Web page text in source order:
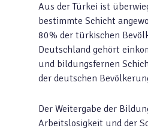
Aus der Türkei ist
bestimmte Schicht
80% der türkischen
Deutschland gehört
und bildungsfernen
der deutschen
Der Weitergabe der
Arbeitslosigkeit und der